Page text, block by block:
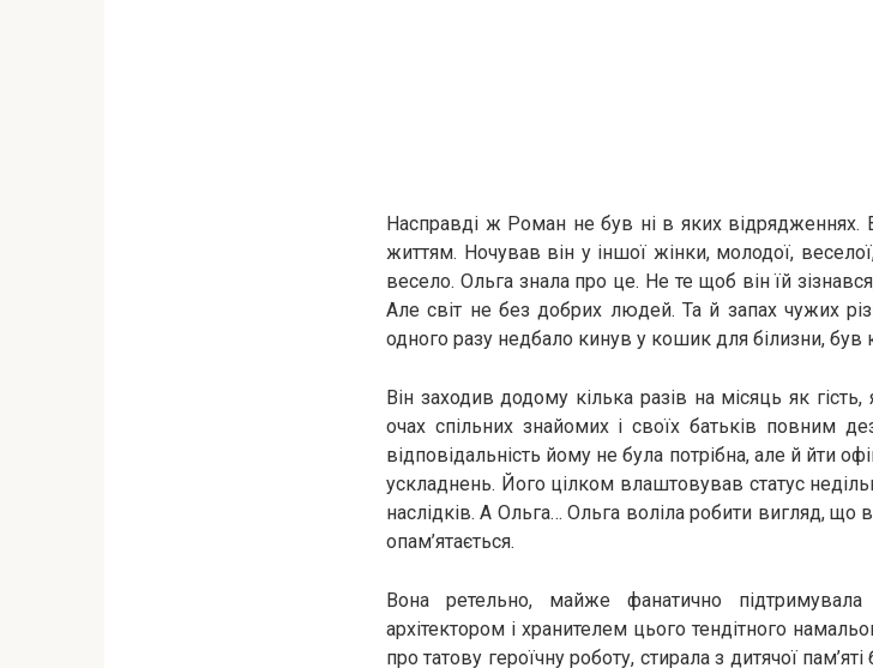
Насправді ж Роман не був ні в яких
життям. Ночував він у іншої жінки, молодої,
весело. Ольга знала про це. Не те щоб він їй
Але світ не без добрих людей. Та й запах чужих
одного разу недбало кинув у кошик для білизни, був
Він заходив додому кілька разів на місяць як
очах спільних знайомих і своїх батьків повним
відповідальність йому не була потрібна, але й йти
ускладнень. Його цілком влаштовував статус
наслідків. А Ольга… Ольга воліла робити вигляд,
опам’ятається.
Вона ретельно, майже фанатично
архітектором і хранителем цього тендітного
про татову героїчну роботу, стирала з дитячої